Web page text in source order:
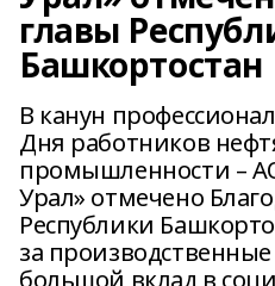
главы
Башкортостан
В канун
Дня работников
промышленности –
Урал» отмечено
Республики
за
большой вклад в